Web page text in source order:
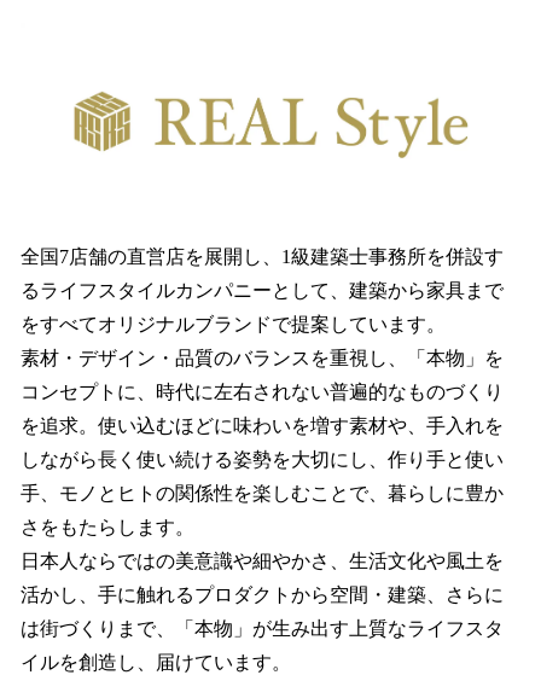
全国7店舗の直営店を展開し、1級建築士事務所を併設す
るライフスタイルカンパニーとして、建築から家具まで
をすべてオリジナルブランドで提案しています。
素材・デザイン・品質のバランスを重視し、「本物」を
コンセプトに、時代に左右されない普遍的なものづくり
を追求。使い込むほどに味わいを増す素材や、手入れを
しながら長く使い続ける姿勢を大切にし、作り手と使い
手、モノとヒトの関係性を楽しむことで、暮らしに豊か
さをもたらします。
日本人ならではの美意識や細やかさ、生活文化や風土を
活かし、手に触れるプロダクトから空間・建築、さらに
は街づくりまで、「本物」が生み出す上質なライフスタ
イルを創造し、届けています。